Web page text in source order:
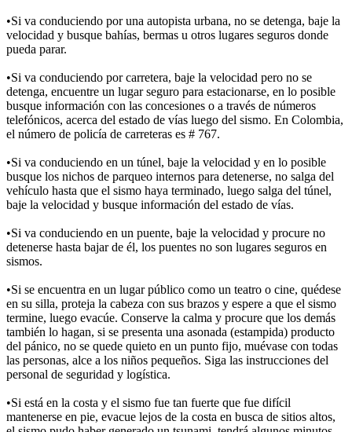
•Si va conduciendo por una autopista urbana, no se detenga, baje la
velocidad y busque bahías, bermas u otros lugares seguros donde
pueda parar.
•Si va conduciendo por carretera, baje la velocidad pero no se
detenga, encuentre un lugar seguro para estacionarse, en lo posible
busque información con las concesiones o a través de números
telefónicos, acerca del estado de vías luego del sismo. En Colombia,
el número de policía de carreteras es # 767.
•Si va conduciendo en un túnel, baje la velocidad y en lo posible
busque los nichos de parqueo internos para detenerse, no salga del
vehículo hasta que el sismo haya terminado, luego salga del túnel,
baje la velocidad y busque información del estado de vías.
•Si va conduciendo en un puente, baje la velocidad y procure no
detenerse hasta bajar de él, los puentes no son lugares seguros en
sismos.
•Si se encuentra en un lugar público como un teatro o cine, quédese
en su silla, proteja la cabeza con sus brazos y espere a que el sismo
termine, luego evacúe. Conserve la calma y procure que los demás
también lo hagan, si se presenta una asonada (estampida) producto
del pánico, no se quede quieto en un punto fijo, muévase con todas
las personas, alce a los niños pequeños. Siga las instrucciones del
personal de seguridad y logística.
•Si está en la costa y el sismo fue tan fuerte que fue difícil
mantenerse en pie, evacue lejos de la costa en busca de sitios altos,